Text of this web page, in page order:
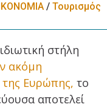
/ Τουρισμός
στήλη
ακόμη
Ευρώπης, το
αποτελεί